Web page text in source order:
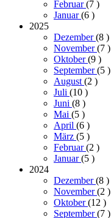
Februar(7 )
Januar(6 )
2025
Dezember(8 )
November(7 )
Oktober(9 )
September(5 )
August(2 )
Juli (10 )
Juni (8 )
Mai (5 )
April (6 )
März (5 )
Februar(2 )
Januar(5 )
2024
Dezember(8 )
November(2 )
Oktober(12 )
September(7 )